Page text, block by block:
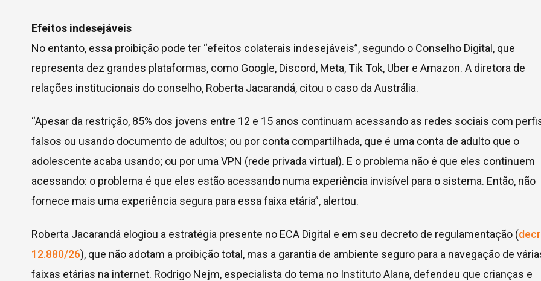
Efeitos indesejáveis
No entanto, essa proibição pode ter “efeitos colaterais indesejáveis”, segundo o Conselho Digital, que
representa dez grandes plataformas, como Google, Discord, Meta, Tik Tok, Uber e Amazon. A diretora de
relações institucionais do conselho, Roberta Jacarandá, citou o caso da Austrália.
“Apesar da restrição, 85% dos jovens entre 12 e 15 anos continuam acessando as redes sociais com
falsos ou usando documento de adultos; ou por conta compartilhada, que é uma conta de adulto que o
adolescente acaba usando; ou por uma VPN (rede privada virtual). E o problema não é que eles continuem
acessando: o problema é que eles estão acessando numa experiência invisível para o sistema. Então, não
fornece mais uma experiência segura para essa faixa etária”, alertou.
Roberta Jacarandá elogiou a estratégia presente no ECA Digital e em seu decreto de regulamentação (
12.880/26), que não adotam a proibição total, mas a garantia de ambiente seguro para a navegação de
faixas etárias na internet. Rodrigo Nejm, especialista do tema no Instituto Alana, defendeu que crianças e